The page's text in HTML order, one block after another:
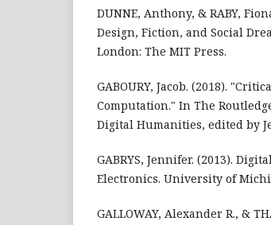
DUNNE, Anthony, & RABY,
Design, Fiction, and Social
London: The MIT Press.
GABOURY, Jacob. (2018).
Computation." In The
Digital Humanities, edited by
GABRYS, Jennifer. (2013).
Electronics. University of
GALLOWAY, Alexander R., &